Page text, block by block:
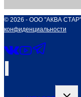
© 2026 - ООО "АКВА
конфиденциальности